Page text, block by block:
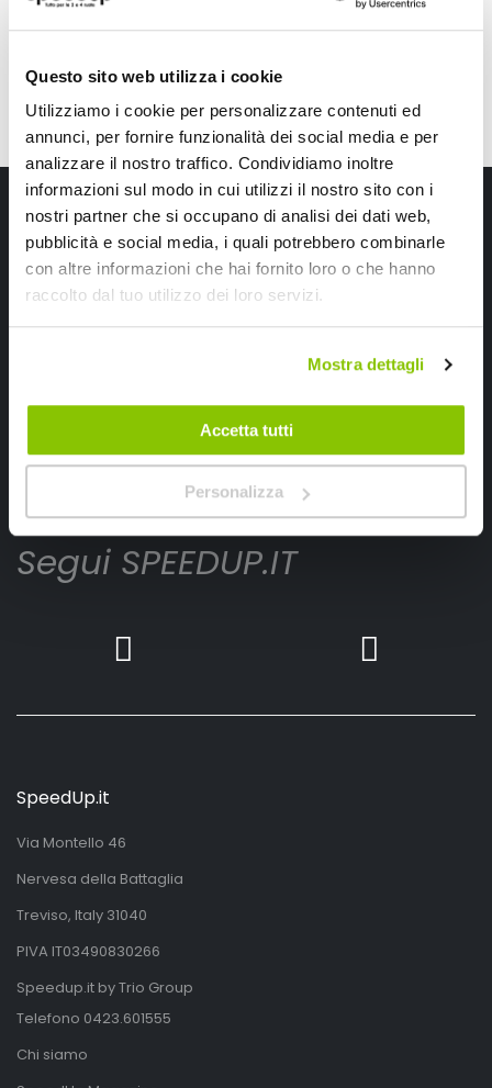
Questo sito web utilizza i cookie
Utilizziamo i cookie per personalizzare contenuti ed
annunci, per fornire funzionalità dei social media e per
analizzare il nostro traffico. Condividiamo inoltre
informazioni sul modo in cui utilizzi il nostro sito con i
nostri partner che si occupano di analisi dei dati web,
pubblicità e social media, i quali potrebbero combinarle
con altre informazioni che hai fornito loro o che hanno
raccolto dal tuo utilizzo dei loro servizi.
Mostra dettagli
Accetta tutti
Personalizza
Nero/giallo
Iscriviti alla newsletter Speedup
Ricevi subito uno sconto del 10% per il tuo primo acquisto online!
Ho letto e accettato il documento
Iscrivimi
Segui SPEEDUP.IT
SpeedUp.it
Via Montello 46
Nervesa della Battaglia
Treviso, Italy 31040
PIVA IT03490830266
Speedup.it by Trio Group
Telefono 0423.601555
Chi siamo